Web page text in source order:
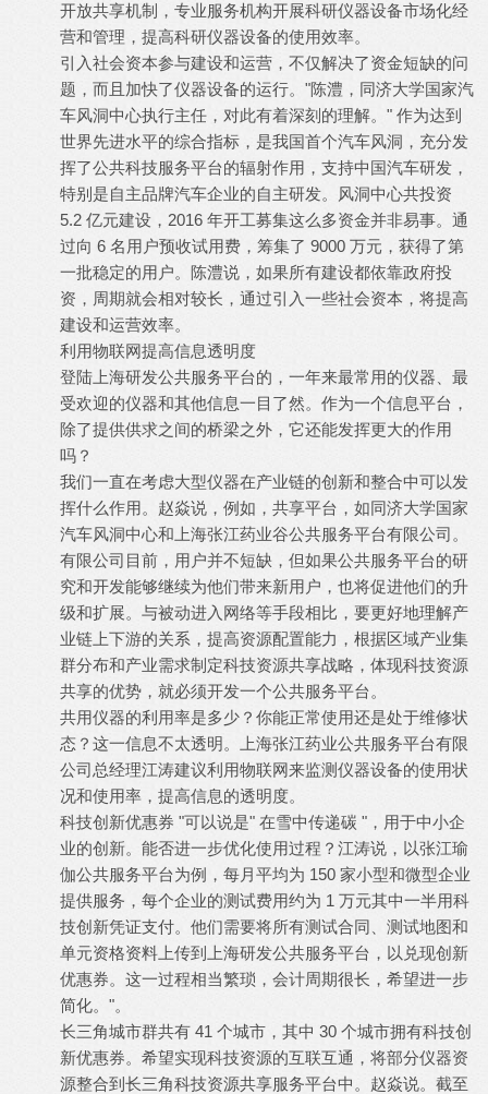
开放共享机制，专业服务机构开展科研仪器设备市场化经
营和管理，提高科研仪器设备的使用效率。
引入社会资本参与建设和运营，不仅解决了资金短缺的问
题，而且加快了仪器设备的运行。"陈澧，同济大学国家汽
车风洞中心执行主任，对此有着深刻的理解。" 作为达到
世界先进水平的综合指标，是我国首个汽车风洞，充分发
挥了公共科技服务平台的辐射作用，支持中国汽车研发，
特别是自主品牌汽车企业的自主研发。风洞中心共投资
5.2 亿元建设，2016 年开工募集这么多资金并非易事。通
过向 6 名用户预收试用费，筹集了 9000 万元，获得了第
一批稳定的用户。陈澧说，如果所有建设都依靠政府投
资，周期就会相对较长，通过引入一些社会资本，将提高
建设和运营效率。
利用物联网提高信息透明度
登陆上海研发公共服务平台的，一年来最常用的仪器、最
受欢迎的仪器和其他信息一目了然。作为一个信息平台，
除了提供供求之间的桥梁之外，它还能发挥更大的作用
吗？
我们一直在考虑大型仪器在产业链的创新和整合中可以发
挥什么作用。赵焱说，例如，共享平台，如同济大学国家
汽车风洞中心和上海张江药业谷公共服务平台有限公司。
有限公司目前，用户并不短缺，但如果公共服务平台的研
究和开发能够继续为他们带来新用户，也将促进他们的升
级和扩展。与被动进入网络等手段相比，要更好地理解产
业链上下游的关系，提高资源配置能力，根据区域产业集
群分布和产业需求制定科技资源共享战略，体现科技资源
共享的优势，就必须开发一个公共服务平台。
共用仪器的利用率是多少？你能正常使用还是处于维修状
态？这一信息不太透明。上海张江药业公共服务平台有限
公司总经理江涛建议利用物联网来监测仪器设备的使用状
况和使用率，提高信息的透明度。
科技创新优惠券 "可以说是" 在雪中传递碳 "，用于中小企
业的创新。能否进一步优化使用过程？江涛说，以张江瑜
伽公共服务平台为例，每月平均为 150 家小型和微型企业
提供服务，每个企业的测试费用约为 1 万元其中一半用科
技创新凭证支付。他们需要将所有测试合同、测试地图和
单元资格资料上传到上海研发公共服务平台，以兑现创新
优惠券。这一过程相当繁琐，会计周期很长，希望进一步
简化。"。
长三角城市群共有 41 个城市，其中 30 个城市拥有科技创
新优惠券。希望实现科技资源的互联互通，将部分仪器资
源整合到长三角科技资源共享服务平台中。赵焱说。截至